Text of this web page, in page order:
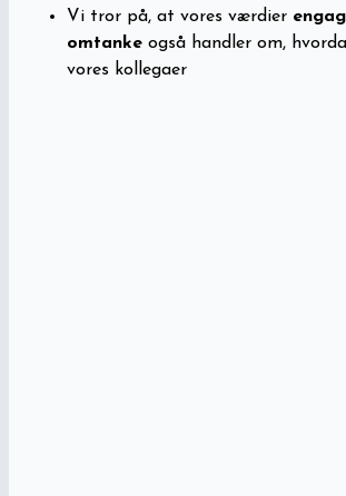
Vi tror på, at vores værdier
omtanke også handler om,
vores kollegaer